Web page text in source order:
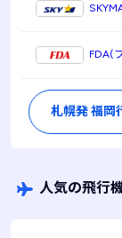
FDA(
札幌発 福岡
人気の飛行